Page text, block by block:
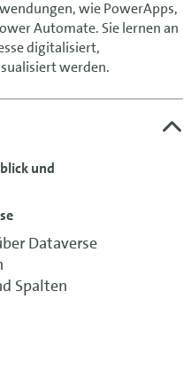
wie PowerApps,
Automate. Sie lernen an
digitalisiert,
werden.
und
Dataverse
Spalten